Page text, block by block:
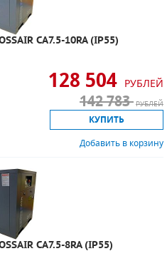
CA7.5-10RA (IP55)
128 504 РУБЛЕЙ
142 783 РУБЛЕЙ
КУПИТЬ
Добавить в корзину
CA7.5-8RA (IP55)